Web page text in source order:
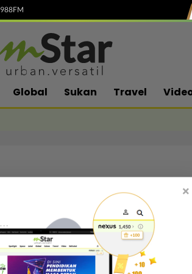
988FM
Global Sukan Travel
Follow media sosial kami
×